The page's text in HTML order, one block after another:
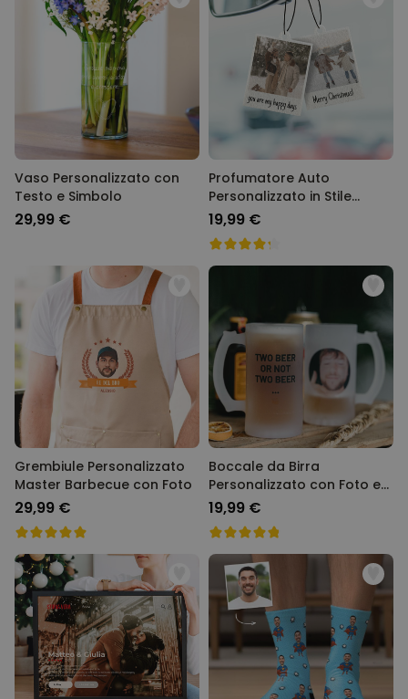
Vaso Personalizzato con
Testo e Simbolo
29,99 €
Profumatore Auto
Personalizzato in Stile
Polaroid Set da 2
19,99 €
Grembiule Personalizzato
Master Barbecue con Foto
29,99 €
Boccale da Birra
Personalizzato con Foto e
Testo
19,99 €